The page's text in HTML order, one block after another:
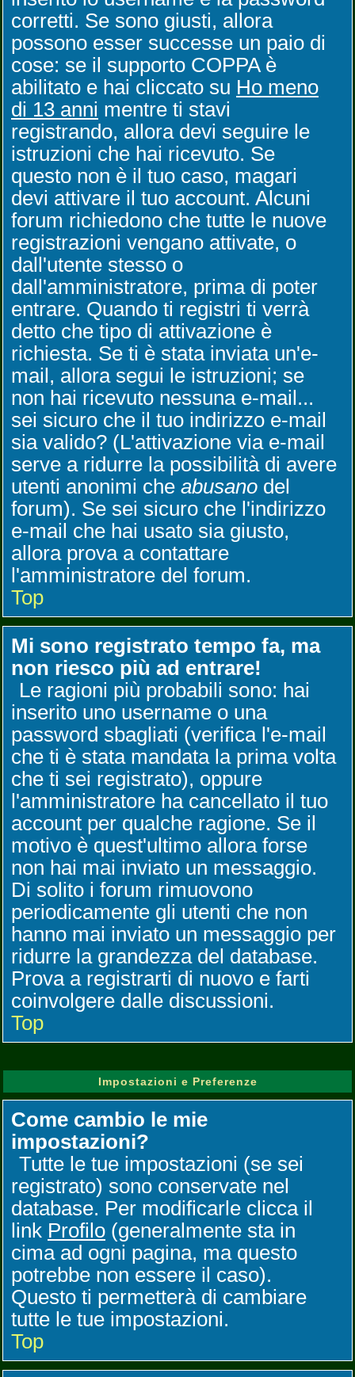
corretti. Se sono giusti, allora
possono esser successe un paio di
cose: se il supporto COPPA è
abilitato e hai cliccato su Ho meno
di 13 anni mentre ti stavi
registrando, allora devi seguire le
istruzioni che hai ricevuto. Se
questo non è il tuo caso, magari
devi attivare il tuo account. Alcuni
forum richiedono che tutte le nuove
registrazioni vengano attivate, o
dall'utente stesso o
dall'amministratore, prima di poter
entrare. Quando ti registri ti verrà
detto che tipo di attivazione è
richiesta. Se ti è stata inviata un'e-
mail, allora segui le istruzioni; se
non hai ricevuto nessuna e-mail...
sei sicuro che il tuo indirizzo e-mail
sia valido? (L'attivazione via e-mail
serve a ridurre la possibilità di avere
utenti anonimi che abusano del
forum). Se sei sicuro che l'indirizzo
e-mail che hai usato sia giusto,
allora prova a contattare
l'amministratore del forum.
Top
Mi sono registrato tempo fa, ma
non riesco più ad entrare!
Le ragioni più probabili sono: hai
inserito uno username o una
password sbagliati (verifica l'e-mail
che ti è stata mandata la prima volta
che ti sei registrato), oppure
l'amministratore ha cancellato il tuo
account per qualche ragione. Se il
motivo è quest'ultimo allora forse
non hai mai inviato un messaggio.
Di solito i forum rimuovono
periodicamente gli utenti che non
hanno mai inviato un messaggio per
ridurre la grandezza del database.
Prova a registrarti di nuovo e farti
coinvolgere dalle discussioni.
Top
Impostazioni e Preferenze
Come cambio le mie
impostazioni?
Tutte le tue impostazioni (se sei
registrato) sono conservate nel
database. Per modificarle clicca il
link Profilo (generalmente sta in
cima ad ogni pagina, ma questo
potrebbe non essere il caso).
Questo ti permetterà di cambiare
tutte le tue impostazioni.
Top